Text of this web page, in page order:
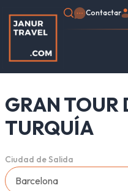
Contactar
GRAN TOUR DE
TURQUÍA
Ciudad de Salida